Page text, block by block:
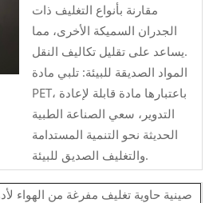
مقارنة بأنواع التغليف ذات
الجدران السميكة الأخرى، مما
يساعد على تقليل تكاليف النقل.
المواد الصديقة للبيئة: تلبي مادة
PET، باعتبارها مادة قابلة لإعادة
التدوير، سعي الصناعة الطبية
الحديثة نحو التنمية المستدامة
والتغليف الصديق للبيئة.
صينية حاوية تغليف مفرغة من الهواء